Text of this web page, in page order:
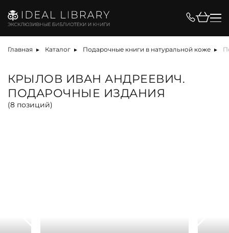
Главная Каталог Подарочные книги в натуральной коже
КРЫЛОВ ИВАН АНДРЕЕВИЧ.
ПОДАРОЧНЫЕ ИЗДАНИЯ
(8 позиций)
Цена, ₽
Вид